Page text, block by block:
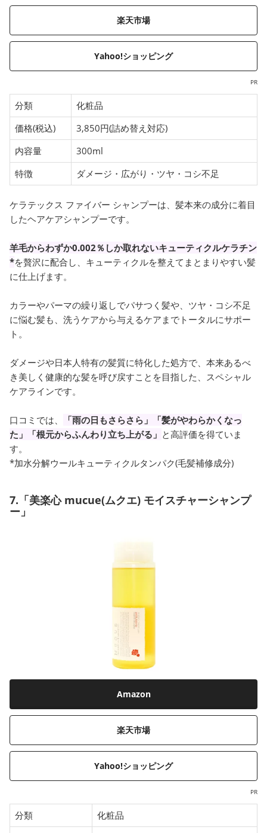
楽天市場
Yahoo!ショッピング
PR
分類
化粧品
価格(税込)
3,850円(詰め替え対応)
内容量
300ml
特徴
ダメージ・広がり・ツヤ・コシ不足
ケラテックス ファイバー シャンプーは、髪本来の成分に着目
したヘアケアシャンプーです。
羊毛からわずか0.002％しか取れないキューティクルケラチン
*を贅沢に配合し、キューティクルを整えてまとまりやすい髪
に仕上げます。
カラーやパーマの繰り返しでパサつく髪や、ツヤ・コシ不足
に悩む髪も、洗うケアから与えるケアまでトータルにサポー
ト。
ダメージや日本人特有の髪質に特化した処方で、本来あるべ
き美しく健康的な髪を呼び戻すことを目指した、スペシャル
ケアラインです。
口コミでは、
「雨の日もさらさら」「髪がやわらかくなっ
た」「根元からふんわり立ち上がる」 と高評価を得ていま
す。
*加水分解ウールキューティクルタンパク(毛髪補修成分)
7.「美楽心 mucue(ムクエ) モイスチャーシャンプ
ー」
Amazon
楽天市場
Yahoo!ショッピング
PR
分類
化粧品